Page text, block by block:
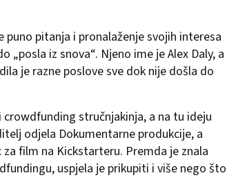
pitanja i pronalaženje svojih interesa
„posla iz snova“. Njeno ime je Alex Daly, a
je razne poslove sve dok nije došla do
stručnjakinja, a na tu ideju
odjela Dokumentarne produkcije, a
film na Kickstarteru. Premda je znala
uspjela je prikupiti i više nego što